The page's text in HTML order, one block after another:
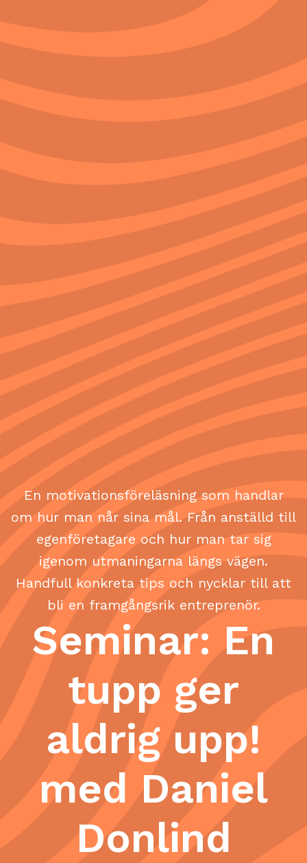
En motivationsföreläsning som handlar
om hur man når sina mål. Från anställd till
egenföretagare och hur man tar sig
igenom utmaningarna längs vägen.
Handfull konkreta tips och nycklar till att
bli en framgångsrik entreprenör.
Seminar: En
tupp ger
aldrig upp!
med Daniel
Donlind